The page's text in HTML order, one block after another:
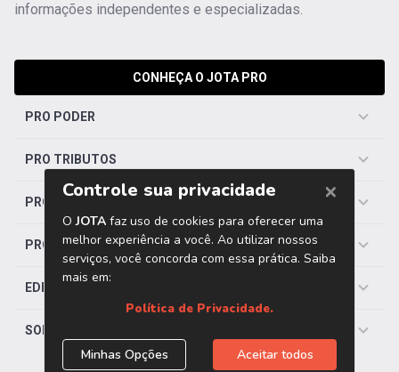
informações independentes e especializadas.
CONHEÇA O JOTA PRO
PRO PODER
PRO TRIBUTOS
PRO TRABALHISTA
PRO SAÚDE
EDITORIAS
SOBRE O JOTA